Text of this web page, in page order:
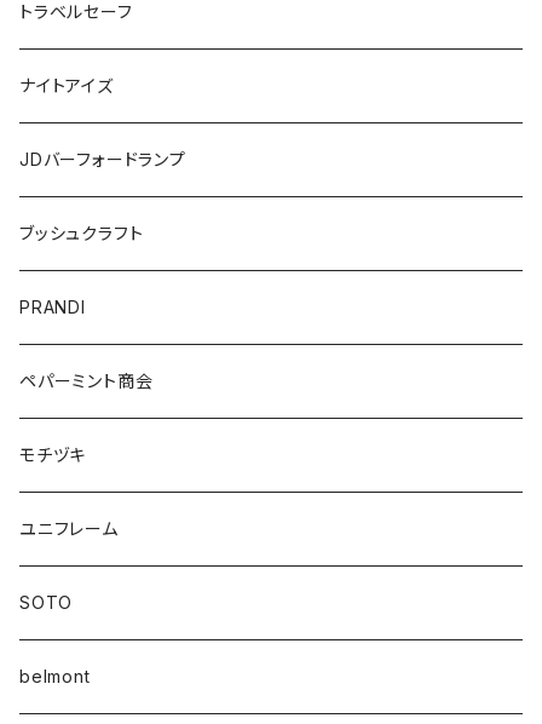
トラベルセーフ
ナイトアイズ
JDバーフォードランプ
ブッシュクラフト
PRANDI
ペパーミント商会
モチヅキ
ユニフレーム
SOTO
belmont